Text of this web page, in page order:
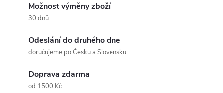
Možnost výměny zboží
30 dnů
Odeslání do druhého dne
doručujeme po Česku a Slovensku
Doprava zdarma
od 1500 Kč